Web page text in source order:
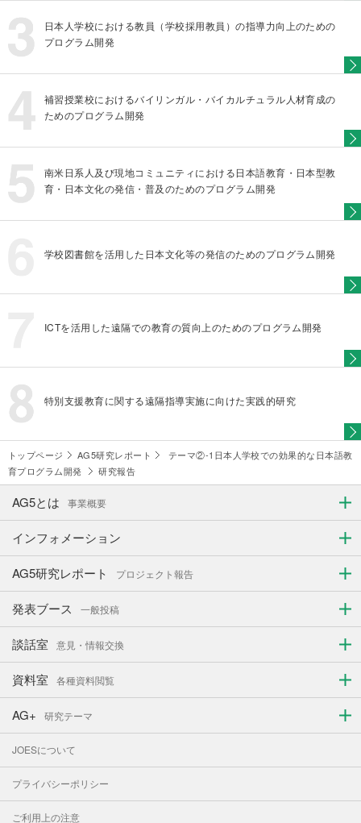
日本人学校における教員（学校採用教員）の指導力向上のための
プログラム開発
補習授業校におけるバイリンガル・バイカルチュラル人材育成の
ためのプログラム開発
南米日系人及び現地コミュニティにおける日本語教育・日本型教
育・日本文化の発信・普及のためのプログラム開発
学校図書館を活用した日本文化等の発信のためのプログラム開発
ICTを活用した遠隔での教育の質向上のためのプログラム開発
特別支援教育に関する遠隔指導実施に向けた実践的研究
トップページ AG5研究レポート
テーマ②-1日本人学校での効果的な日本語教
育プログラム開発
研究報告
AG5とは 事業概要
インフォメーション
AG5研究レポート プロジェクト報告
発表ブース 一般投稿
談話室 意見・情報交換
資料室 各種資料閲覧
AG+ 研究テーマ
JOESについて
プライバシーポリシー
ご利用上の注意